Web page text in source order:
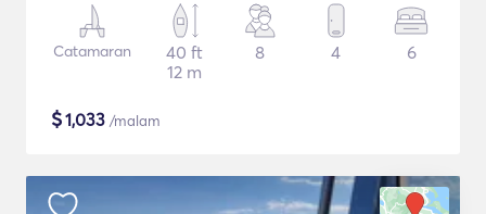
Catamaran
40 ft
12 m
8 4 6
$1,033 /malam